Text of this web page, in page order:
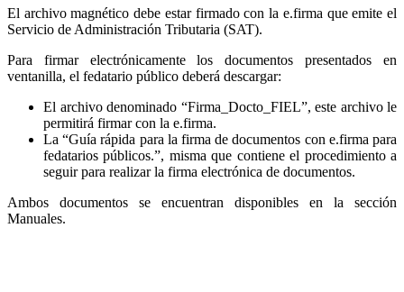
El archivo magnético debe estar firmado con la e.firma que emite el
Servicio de Administración Tributaria (SAT).
Para firmar electrónicamente los documentos presentados en
ventanilla, el fedatario público deberá descargar:
El archivo denominado “Firma_Docto_FIEL”, este archivo le
permitirá firmar con la e.firma.
La “Guía rápida para la firma de documentos con e.firma para
fedatarios públicos.”, misma que contiene el procedimiento a
seguir para realizar la firma electrónica de documentos.
Ambos documentos se encuentran disponibles en la sección
Manuales.